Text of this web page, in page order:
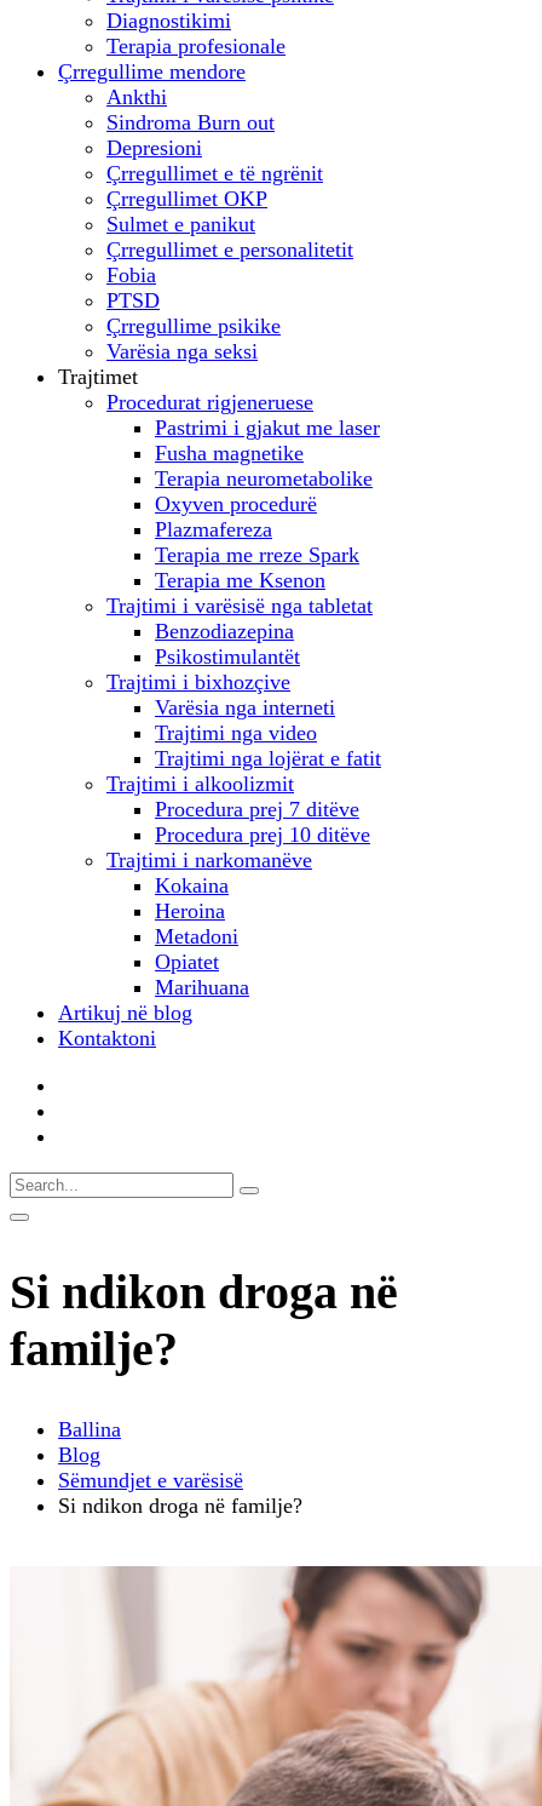
Diagnostikimi
Terapia profesionale
Çrregullime mendore
Ankthi
Sindroma Burn out
Depresioni
Çrregullimet e të ngrënit
Çrregullimet OKP
Sulmet e panikut
Çrregullimet e personalitetit
Fobia
PTSD
Çrregullime psikike
Varësia nga seksi
Trajtimet
Procedurat rigjeneruese
Pastrimi i gjakut me laser
Fusha magnetike
Terapia neurometabolike
Oxyven procedurë
Plazmafereza
Terapia me rreze Spark
Terapia me Ksenon
Trajtimi i varësisë nga tabletat
Benzodiazepina
Psikostimulantët
Trajtimi i bixhozçive
Varësia nga interneti
Trajtimi nga video
Trajtimi nga lojërat e fatit
Trajtimi i alkoolizmit
Procedura prej 7 ditëve
Procedura prej 10 ditëve
Trajtimi i narkomanëve
Kokaina
Heroina
Metadoni
Opiatet
Marihuana
Artikuj në blog
Kontaktoni
Si ndikon droga në
familje?
Ballina
Blog
Sëmundjet e varësisë
Si ndikon droga në familje?